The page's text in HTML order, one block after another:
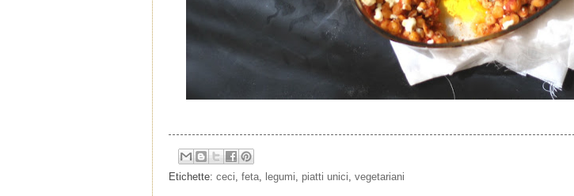
Etichette: ceci feta legumi piatti unici vegetariani